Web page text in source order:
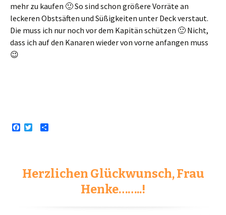
mehr zu kaufen 🙂 So sind schon größere Vorräte an
leckeren Obstsäften und Süßigkeiten unter Deck verstaut.
Die muss ich nur noch vor dem Kapitän schützen 🙂 Nicht,
dass ich auf den Kanaren wieder von vorne anfangen muss
😉
o
o
r
n
Herzlichen Glückwunsch, Frau
Henke……..!